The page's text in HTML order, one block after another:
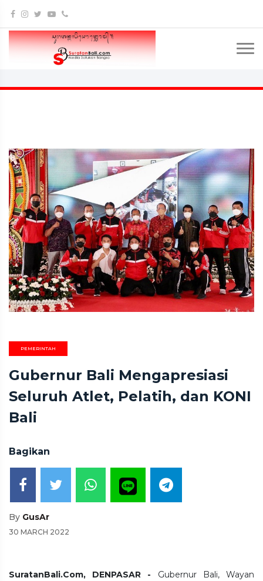
PEMERINTAH
Gubernur Bali Mengapresiasi
Seluruh Atlet, Pelatih, dan KONI
Bali
Bagikan
By GusAr
30 MARCH 2022
SuratanBali.Com, DENPASAR - Gubernur Bali, Wayan